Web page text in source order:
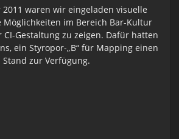
waren wir eingeladen visuelle
Möglichkeiten im Bereich Bar-Kultur
Gestaltung zu zeigen. Dafür hatten
ein Styropor-„B“ für Mapping einen
zur Verfügung.